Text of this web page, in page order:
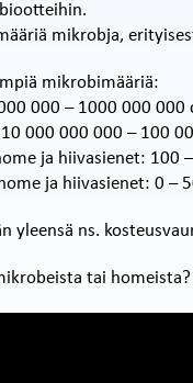
mikrobja,
mikrobimääriä:
000 – 1000 000 000
10 000 000 000 – 100
ja hiivasienet: 100
ja hiivasienet: 0 –
yleensä ns.
tai